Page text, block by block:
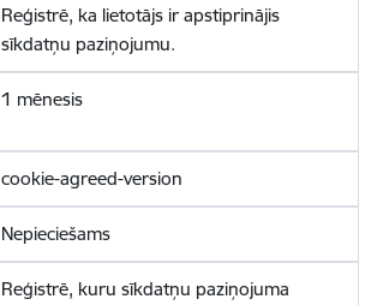
Reģistrē, ka lietotājs ir apstiprinājis
sīkdatņu paziņojumu.
1 mēnesis
cookie-agreed-version
Nepieciešams
Reģistrē, kuru sīkdatņu paziņojuma